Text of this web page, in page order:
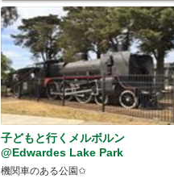
子どもと行くメルボルン
@Edwardes Lake Park
機関車のある公園✩